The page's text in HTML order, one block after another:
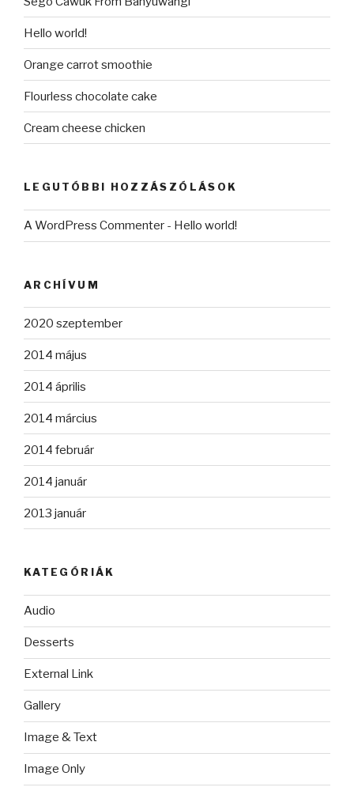
Hello world!
Orange carrot smoothie
Flourless chocolate cake
Cream cheese chicken
LEGUTÓBBI HOZZÁSZÓLÁSOK
A WordPress Commenter - Hello world!
ARCHÍVUM
2020 szeptember
2014 május
2014 április
2014 március
2014 február
2014 január
2013 január
KATEGÓRIÁK
Audio
Desserts
External Link
Gallery
Image & Text
Image Only